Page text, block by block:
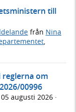
till
från Nina
om
00996
05 augusti 2026 ·